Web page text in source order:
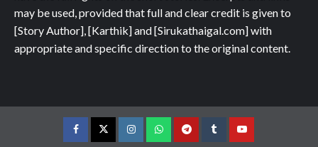
may be used, provided that full and clear credit is given to
[Story Author], [Karthik] and [Sirukathaigal.com] with
appropriate and specific direction to the original content.
FacebookTwitterInstagramWhatsappTelegramTumblrYouTube